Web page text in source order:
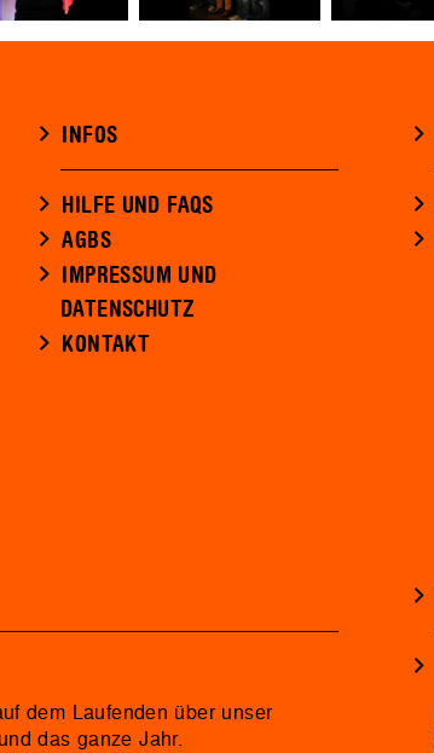
INFOS
HILFE UND FAQS
AGBS
IMPRESSUM UND
DATENSCHUTZ
KONTAKT
dem Laufenden über unser
das ganze Jahr.